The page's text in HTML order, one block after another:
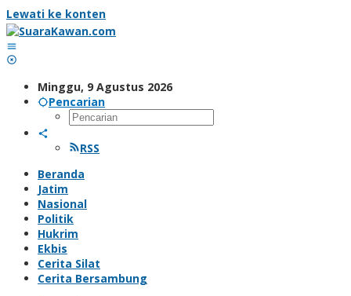
Lewati ke konten
Minggu, 9 Agustus 2026
Pencarian
RSS
Beranda
Jatim
Nasional
Politik
Hukrim
Ekbis
Cerita Silat
Cerita Bersambung